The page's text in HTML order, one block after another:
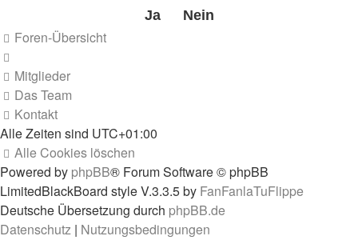
Foren-Übersicht
Mitglieder
Das Team
Kontakt
Alle Zeiten sind UTC+01:00
Alle Cookies löschen
Powered by phpBB® Forum Software © phpBB
LimitedBlackBoard style V.3.3.5 by FanFanlaTuFlippe
Deutsche Übersetzung durch phpBB.de
Datenschutz | Nutzungsbedingungen